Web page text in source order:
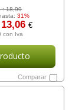
:18,99
31%
13,06 €
con Iva
Comparar